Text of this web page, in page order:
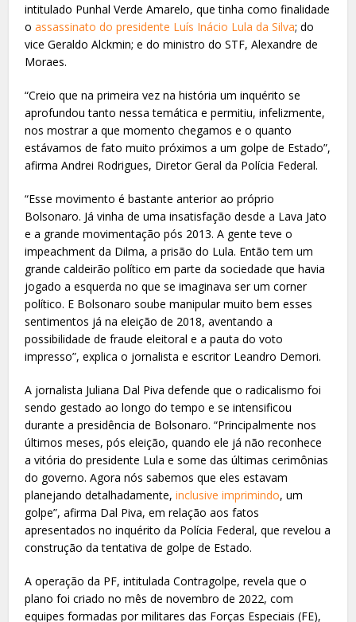
intitulado Punhal Verde Amarelo, que tinha como finalidade
oassassinato do presidente Luís Inácio Lula da Silva; do
vice Geraldo Alckmin; e do ministro do STF, Alexandre de
Moraes.
“Creio que na primeira vez na história um inquérito se
aprofundou tanto nessa temática e permitiu, infelizmente,
nos mostrar a que momento chegamos e o quanto
estávamos de fato muito próximos a um golpe de Estado”,
afirma Andrei Rodrigues, Diretor Geral da Polícia Federal.
“Esse movimento é bastante anterior ao próprio
Bolsonaro. Já vinha de uma insatisfação desde a Lava Jato
e a grande movimentação pós 2013. A gente teve o
impeachment da Dilma, a prisão do Lula. Então tem um
grande caldeirão político em parte da sociedade que havia
jogado a esquerda no que se imaginava ser um corner
político. E Bolsonaro soube manipular muito bem esses
sentimentos já na eleição de 2018, aventando a
possibilidade de fraude eleitoral e a pauta do voto
impresso”, explica o jornalista e escritor Leandro Demori.
A jornalista Juliana Dal Piva defende que o radicalismo foi
sendo gestado ao longo do tempo e se intensificou
durante a presidência de Bolsonaro. “Principalmente nos
últimos meses, pós eleição, quando ele já não reconhece
a vitória do presidente Lula e some das últimas cerimônias
do governo. Agora nós sabemos que eles estavam
planejando detalhadamente,inclusive imprimindo, um
golpe”, afirma Dal Piva, em relação aos fatos
apresentados no inquérito da Polícia Federal, que revelou a
construção da tentativa de golpe de Estado.
A operação da PF, intitulada Contragolpe, revela que o
plano foi criado no mês de novembro de 2022, com
equipes formadas por militares das Forças Especiais (FE),